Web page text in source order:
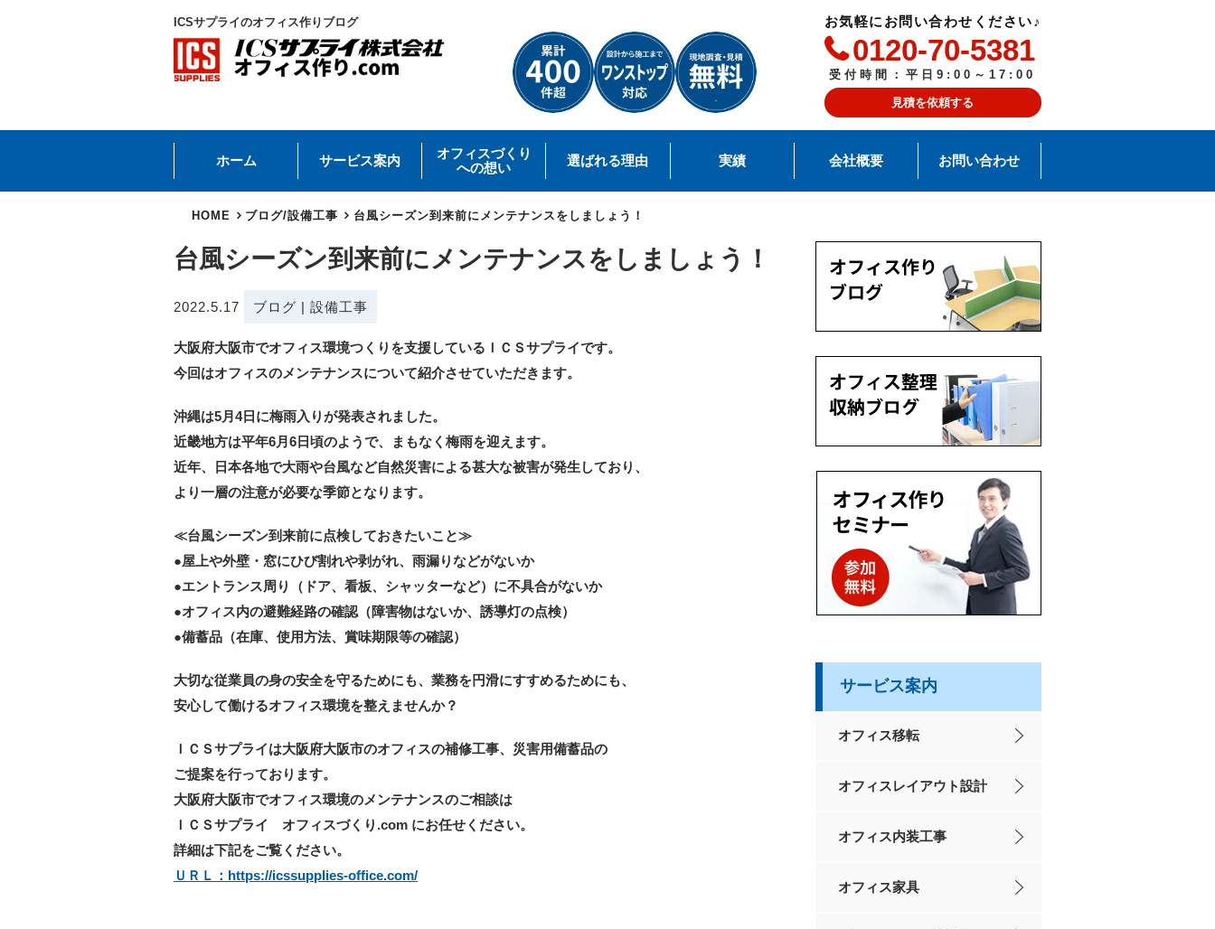
ICSサプライのオフィス作りブログ お気軽にお問い合わせください♪
0120-70-5381
受付時間：平日9:00～17:00
見積を依頼する
ホーム サービス案内
オフィスづくり
への想い
選ばれる理由 実績 会社概要 お問い合わせ
HOME ブログ/設備工事 台風シーズン到来前にメンテナンスをしましょう！
台風シーズン到来前にメンテナンスをしましょう！
2022.5.17 ブログ | 設備工事
大阪府大阪市でオフィス環境つくりを支援しているＩＣＳサプライです。
今回はオフィスのメンテナンスについて紹介させていただきます。
沖縄は5月4日に梅雨入りが発表されました。
近畿地方は平年6月6日頃のようで、まもなく梅雨を迎えます。
近年、日本各地で大雨や台風など自然災害による甚大な被害が発生しており、
より一層の注意が必要な季節となります。
≪台風シーズン到来前に点検しておきたいこと≫
●屋上や外壁・窓にひび割れや剥がれ、雨漏りなどがないか
●エントランス周り（ドア、看板、シャッターなど）に不具合がないか
●オフィス内の避難経路の確認（障害物はないか、誘導灯の点検）
●備蓄品（在庫、使用方法、賞味期限等の確認）
大切な従業員の身の安全を守るためにも、業務を円滑にすすめるためにも、
安心して働けるオフィス環境を整えませんか？
ＩＣＳサプライは大阪府大阪市のオフィスの補修工事、災害用備蓄品の
ご提案を行っております。
大阪府大阪市でオフィス環境のメンテナンスのご相談は
ＩＣＳサプライ オフィスづくり.com にお任せください。
詳細は下記をご覧ください。
ＵＲＬ：https://icssupplies-office.com/
サービス案内
オフィス移転
オフィスレイアウト設計
オフィス内装工事
オフィス家具